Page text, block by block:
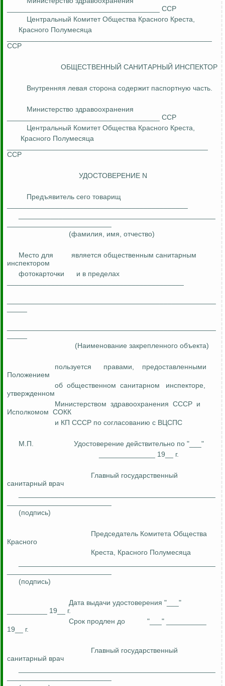
______________________________________ ССР
Центральный Комитет Общества Красного Креста,
Красного Полумесяца
ССР
ОБЩЕСТВЕННЫЙ САНИТАРНЫЙ ИНСПЕКТОР
Внутренняя левая сторона содержит паспортную часть.
Министерство здравоохранения
______________________________________ ССР
Центральный Комитет Общества Красного Креста,
Красного Полумесяца
ССР
УДОСТОВЕРЕНИЕ N
Предъявитель сего товарищ
(фамилия, имя, отчество)
Место для
является общественным санитарным
инспектором
фотокарточки
и в пределах
(Наименование закрепленного объекта)
пользуется правами,
предоставленными
Положением
об общественном санитарном
инспекторе,
утвержденном
Министерством здравоохранения СССР и
Исполкомом СОКК
и КП СССР по согласованию с ВЦСПС
М.П. Удостоверение действительно по "___"
______________ 19__ г.
Главный государственный
санитарный врач
(подпись)
Председатель Комитета Общества
Красного
Креста, Красного Полумесяца
(подпись)
Дата выдачи удостоверения "___"
__________ 19__ г.
Срок продлен до
"___" __________
19__ г.
Главный государственный
санитарный врач